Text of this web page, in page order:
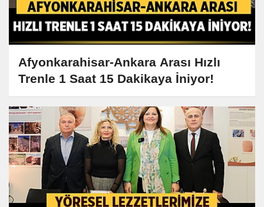
Afyonkarahisar-Ankara Arası Hızlı
Trenle 1 Saat 15 Dakikaya İniyor!